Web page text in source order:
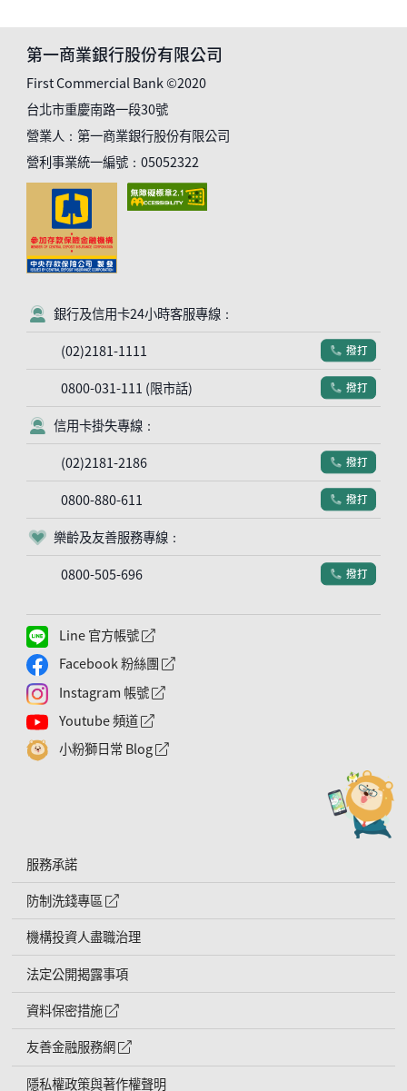
第一商業銀行股份有限公司
First Commercial Bank ©2020
台北市重慶南路一段30號
營業人：第一商業銀行股份有限公司
營利事業統一編號：05052322
客服符號
銀行及信用卡24小時客服專線：
(02)2181-1111
電話符號
撥打
0800-031-111 (限市話) 電話符號
撥打
客服符號
信用卡掛失專線：
(02)2181-2186
電話符號
撥打
0800-880-611 電話符號
撥打
客服符號
樂齡及友善服務專線：
0800-505-696
電話符號
撥打
Line 官方帳號 外網連結符號
Facebook 粉絲團 外網連結符號
Instagram 帳號 外網連結符號
Youtube 頻道 外網連結符號
小粉獅日常 Blog 外網連結符號
服務承諾
防制洗錢專區
外網連結符號
機構投資人盡職治理
法定公開揭露事項
資料保密措施
外網連結符號
友善金融服務網 外網連結符號
隱私權政策與著作權聲明